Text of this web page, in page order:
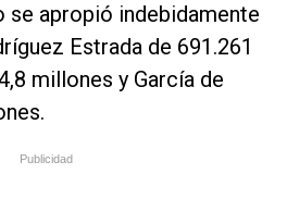
se apropió indebidamente
Estrada de 691.261
millones y García de
Publicidad